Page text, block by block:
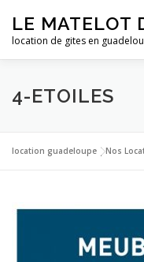
contenu
LE MATELOT
location de gites en
ACCUEIL NOS
LA GUADELOUPE
4-ETOILES
location guadeloupe |Nos